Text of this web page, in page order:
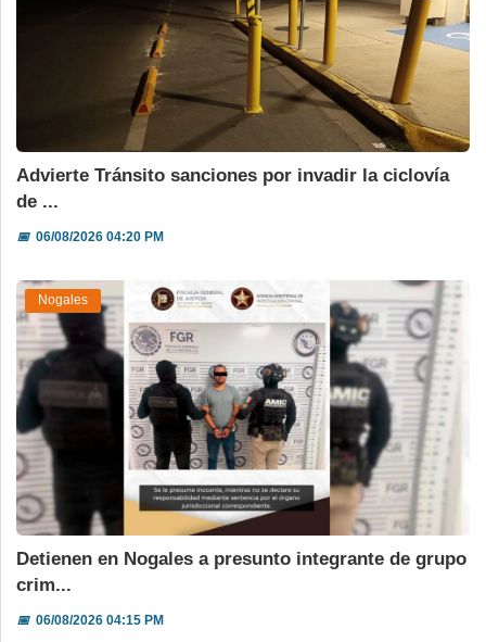
Advierte Tránsito sanciones por invadir la ciclovía
de ...
📅06/08/2026 04:20 PM
Nogales
Detienen en Nogales a presunto integrante de grupo
crim...
📅06/08/2026 04:15 PM